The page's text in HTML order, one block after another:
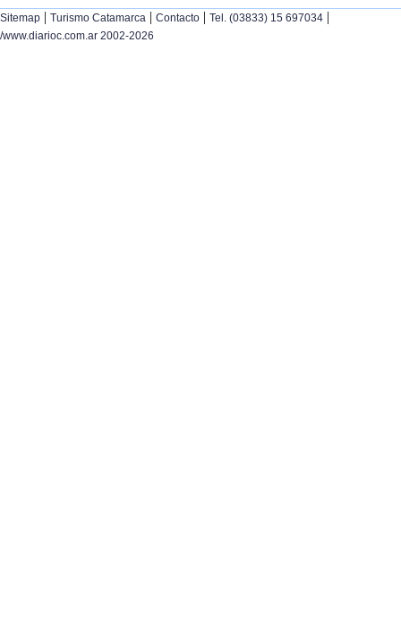
Sitemap | Turismo Catamarca | Contacto | Tel. (03833) 15 697034 |
/www.diarioc.com.ar 2002-2026